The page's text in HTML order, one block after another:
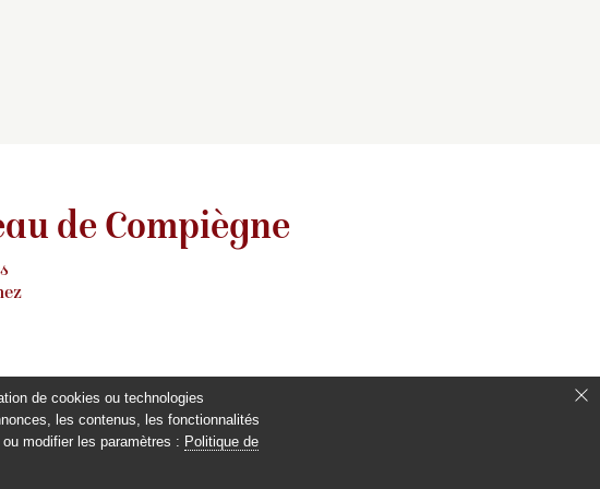
de Compiègne
de cookies ou technologies
les contenus, les fonctionnalités
modifier les paramètres : Politique de